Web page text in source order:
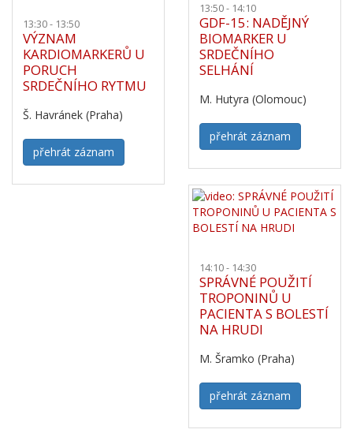
13:30 - 13:50
VÝZNAM
KARDIOMARKERŮ U
PORUCH
SRDEČNÍHO RYTMU
Š. Havránek (Praha)
přehrát záznam
13:50 - 14:10
GDF-15: NADĚJNÝ
BIOMARKER U
SRDEČNÍHO
SELHÁNÍ
M. Hutyra (Olomouc)
přehrát záznam
14:10 - 14:30
SPRÁVNÉ POUŽITÍ
TROPONINŮ U
PACIENTA S BOLESTÍ
NA HRUDI
M. Šramko (Praha)
přehrát záznam